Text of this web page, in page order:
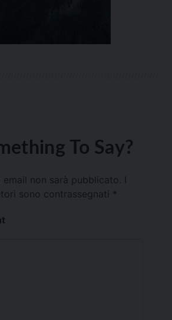
To Say?
email non sarà pubblicato.
sono contrassegnati *